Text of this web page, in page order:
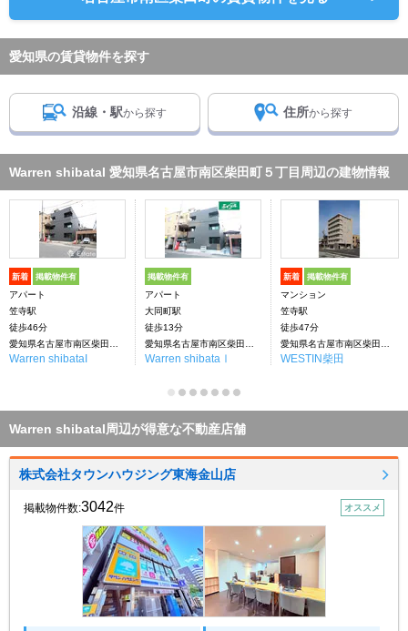
愛知県の賃貸物件を探す
沿線・駅から探す 住所から探す
Warren shibataI 愛知県名古屋市南区柴田町５丁目周辺の建物情報
新着 掲載物件有
アパート
笠寺駅
徒歩46分
Warren shibataI
掲載物件有
アパート
大同町駅
徒歩13分
Warren shibataⅠ
新着 掲載物件有
マンション
笠寺駅
徒歩47分
WESTIN柴田
Warren shibataI周辺が得意な不動産店舗
株式会社タウンハウジング東海金山店
掲載物件数:3042件 オススメ